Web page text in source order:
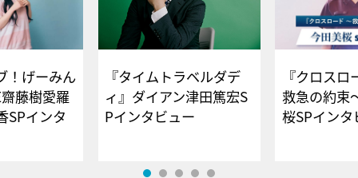
！げーみん
藤樹愛羅
SPインタ
『タイムトラベルダデ
ィ』ダイアン津田篤宏S
Pインタビュー
『クロス
救急の約束
桜SPイ